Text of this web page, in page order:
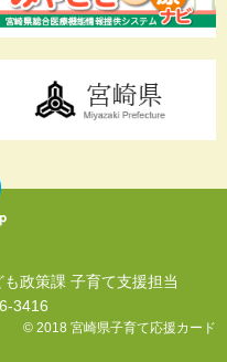
政策課 子育て支援担当
3416
© 2018 宮崎県子育て応援カード